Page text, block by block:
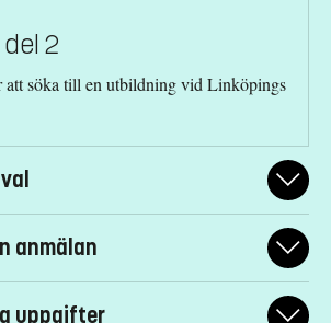
2
att söka till en utbildning vid Linköpings
val påverkar vilken utbildning du blir
behandlas i den ordning du har satt
på att sätta utbildningen du helst vill gå
därefter den du näst helst vill gå och så
anmälan
komplettera din ansökan med betyg,
uppgifter